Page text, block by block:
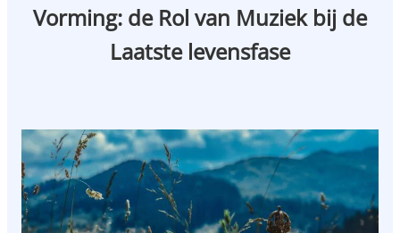
Vorming: de Rol van Muziek bij de
Laatste levensfase